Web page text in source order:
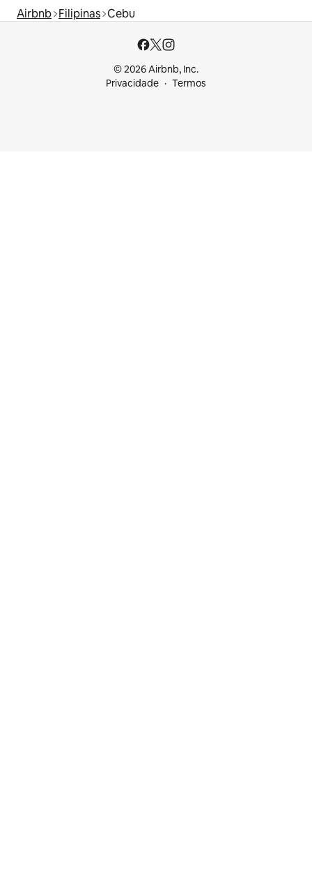
Airbnb Filipinas Cebu
© 2026 Airbnb, Inc.
Privacidade
Termos